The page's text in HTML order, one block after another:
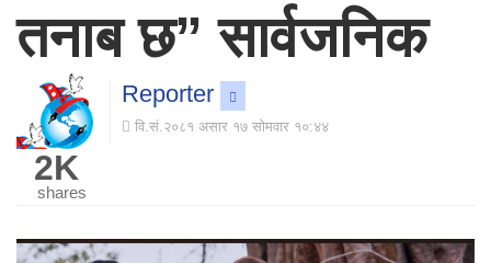
तनाब छ” सार्वजनिक
Reporter
वि.सं.२०८१ असार १७ सोमवार १०:४४
2K
shares